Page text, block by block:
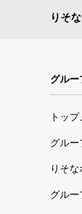
りそ
グルー
トッ
グルー
りそ
グルー